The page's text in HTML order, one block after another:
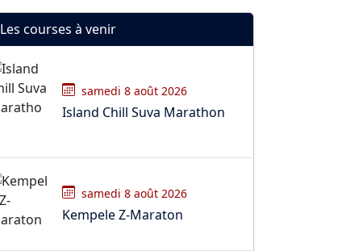
Les courses à venir
samedi 8 août 2026
Island Chill Suva Marathon
samedi 8 août 2026
Kempele Z-Maraton